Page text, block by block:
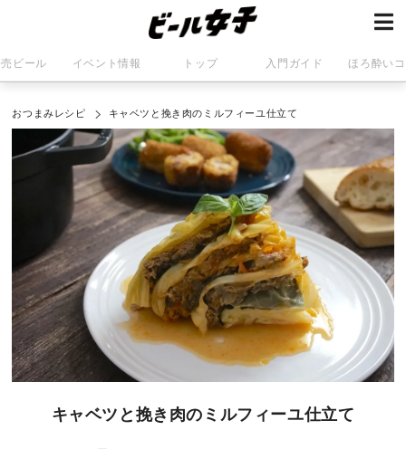
ビール イベント情報 トップ 入門ガイド ほろ酔い
おつまみレシピ キャベツと挽き肉のミルフィーユ仕立て
キャベツと挽き肉のミルフィーユ仕立て